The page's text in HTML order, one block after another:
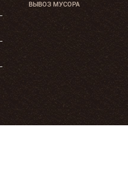
ВЫВОЗ МУСОРА